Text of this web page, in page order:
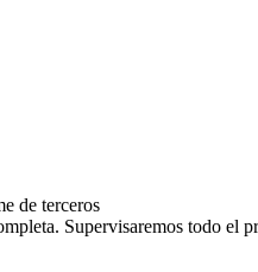
de terceros
Supervisaremos todo el